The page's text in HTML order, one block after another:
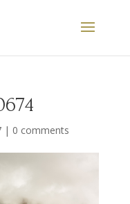
| 0 comments